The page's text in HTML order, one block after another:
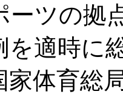
ーツの拠
を適時に
家体育総